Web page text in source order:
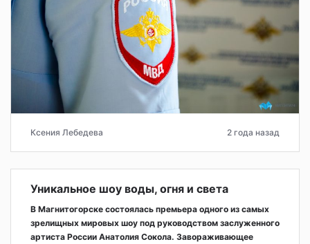
Ксения Лебедева 2 года назад
Уникальное шоу воды, огня и света
В Магнитогорске состоялась премьера одного из самых
зрелищных мировых шоу под руководством заслуженного
артиста России Анатолия Сокола. Завораживающее